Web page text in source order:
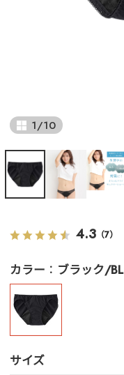
1/10
4.3 （7）
カラー ブラック/BL
サイズ